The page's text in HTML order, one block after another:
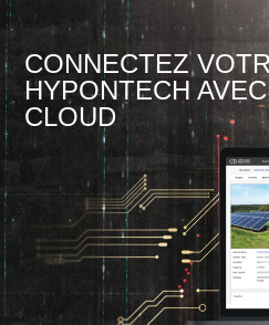
CONNECTEZ
HYPONTECH
CLOUD